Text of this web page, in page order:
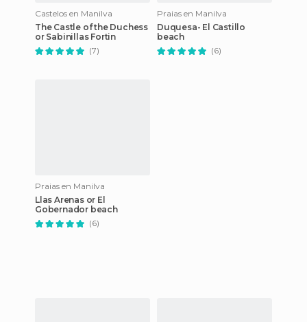
Castelos en Manilva
The Castle of the Duchess
or Sabinillas Fortin
(7)
Praias en Manilva
Duquesa- El Castillo
beach
(6)
Praias en Manilva
Llas Arenas or El
Gobernador beach
(6)